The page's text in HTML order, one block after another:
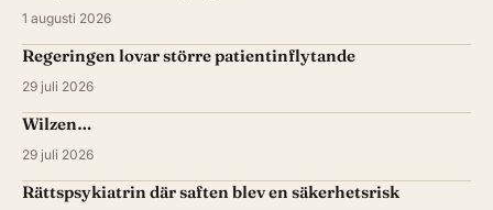
1 augusti 2026
Regeringen lovar större patientinflytande
29 juli 2026
Wilzen…
29 juli 2026
Rättspsykiatrin där saften blev en säkerhetsrisk